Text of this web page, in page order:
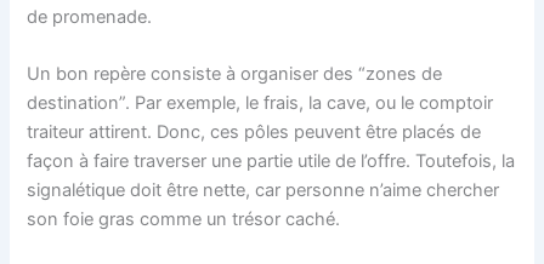
de promenade.
Un bon repère consiste à organiser des “zones de
destination”. Par exemple, le frais, la cave, ou le comptoir
traiteur attirent. Donc, ces pôles peuvent être placés de
façon à faire traverser une partie utile de l’offre. Toutefois, la
signalétique doit être nette, car personne n’aime chercher
son foie gras comme un trésor caché.